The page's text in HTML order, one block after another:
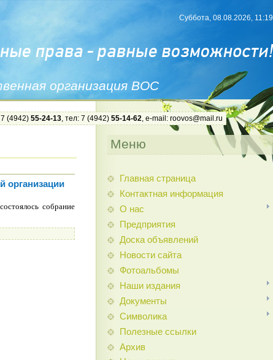
организация ВОС
Суббота, 08.08.2026, 11:19
(4942) 55-24-13, тел: 7 (4942) 55-14-62, e-mail: roovos@mail.ru
организации
собрание
Меню
Главная страница
Контактная информация
О нас
Предприятия
Доска объявлений
Новости сайта
Фотоальбомы
Наши издания
Документы
Символика
Полезные ссылки
Архив